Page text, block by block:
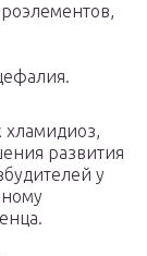
развития
у